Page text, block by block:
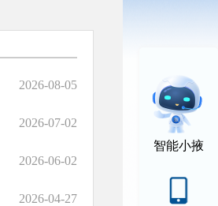
智能小掖
2026-08-05
2026-07-02
2026-06-02
2026-04-27